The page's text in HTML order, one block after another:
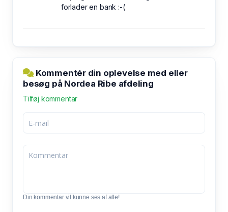
forlader en bank :-(
Kommentér din oplevelse med eller
besøg på Nordea Ribe afdeling
Tilføj kommentar
Din kommentar vil kunne ses af alle!